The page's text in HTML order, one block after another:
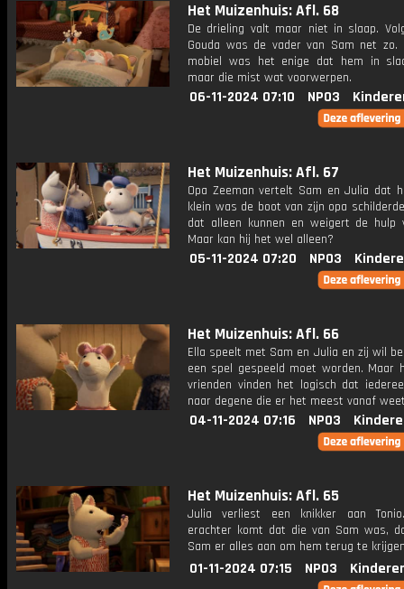
Het Muizenhuis: Afl. 68
De drieling valt maar niet in slaap.
Gouda was de vader van Sam net zo.
mobiel was het enige dat hem in
maar die mist wat voorwerpen.
06-11-2024 07:10 NPO3
Het Muizenhuis: Afl. 67
Opa Zeeman vertelt Sam en Julia dat
klein was de boot van zijn opa
dat alleen kunnen en weigert de hulp
Maar kan hij het wel alleen?
05-11-2024 07:20 NPO3
Het Muizenhuis: Afl. 66
Ella speelt met Sam en Julia en zij wil
een spel gespeeld moet worden. Maar
vrienden vinden het logisch dat
naar degene die er het meest vanaf
04-11-2024 07:16 NPO3
Het Muizenhuis: Afl. 65
Julia verliest een knikker aan
erachter komt dat die van Sam was,
Sam er alles aan om hem terug te
01-11-2024 07:15 NPO3